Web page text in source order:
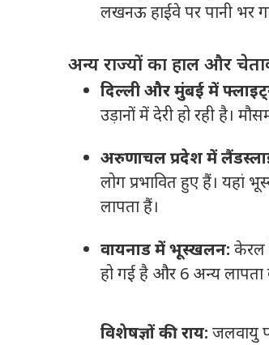
लखनऊ हाईवे पर पानी भर
अन्य राज्यों का हाल और
दिल्ली और मुंबई में
उड़ानों में देरी हो रही है।
अरुणाचल प्रदेश में
लोग प्रभावित हुए हैं। यहां
लापता हैं।
वायनाड में भूस्खलन: केरल
हो गई है और 6 अन्य
विशेषज्ञों की राय: जलवायु